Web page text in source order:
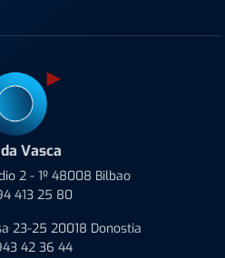
Vasca
2 - 1º 48008 Bilbao
413 25 80
23-25 20018 Donostia
42 36 44